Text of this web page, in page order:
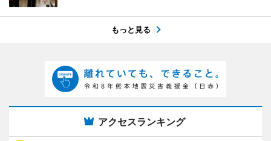
もっと見る
アクセスランキング